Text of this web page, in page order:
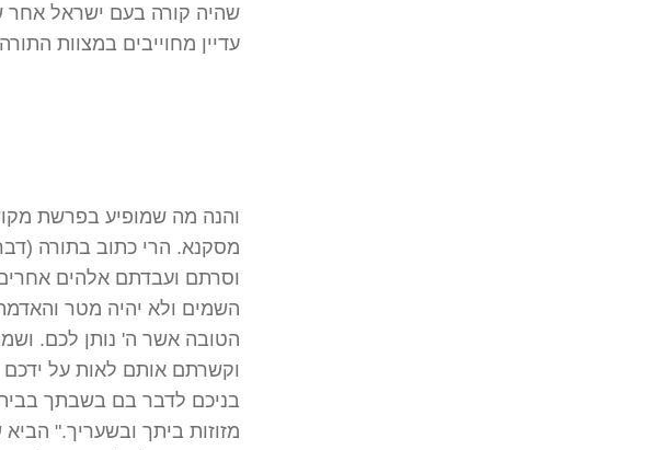
שהיה קורה בעם ישראל אחר
עדיין מחוייבים במצוות
והנה מה שמופיע בפרשת
מסקנא. הרי כתוב בתורה
וסרתם ועבדתם אלהים
השמים ולא יהיה מטר
הטובה אשר ה' נותן לכם.
וקשרתם אותם לאות על ידכם
בניכם לדבר בם בשבתך
מזוזות ביתך ובשעריך."